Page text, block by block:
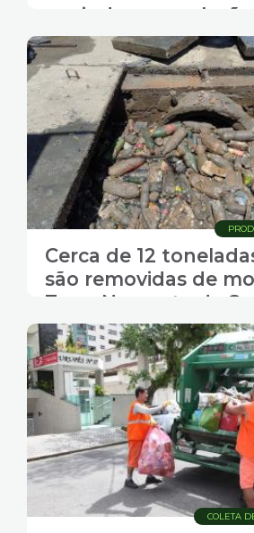
ouvindo a população
Cerca de 12
são removidas de
Zona Noroeste de
COLETA